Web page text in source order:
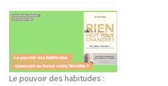
Le pouvoir des habitudes :